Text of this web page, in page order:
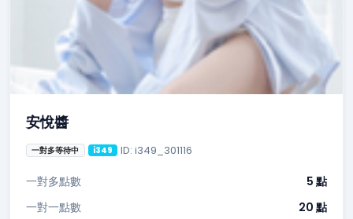
安悅醬
一對多等待中 i349 ID: i349_301116
一對多點數
5 點
一對一點數
20 點